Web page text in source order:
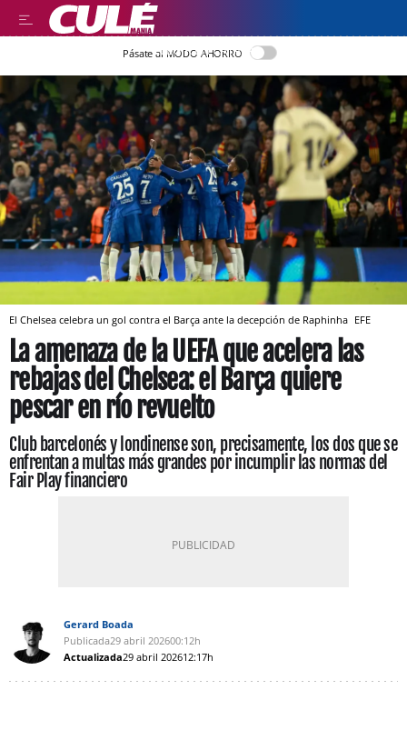
LLEGIR EN CATALÀ
Pásate al MODO AHORRO
El Chelsea celebra un gol contra el Barça ante la decepción de Raphinha EFE
La amenaza de la UEFA que acelera las
rebajas del Chelsea: el Barça quiere
pescar en río revuelto
Club barcelonés y londinense son, precisamente, los dos que se
enfrentan a multas más grandes por incumplir las normas del
Fair Play financiero
Gerard Boada
Publicada29 abril 202600:12h
Actualizada29 abril 202612:17h